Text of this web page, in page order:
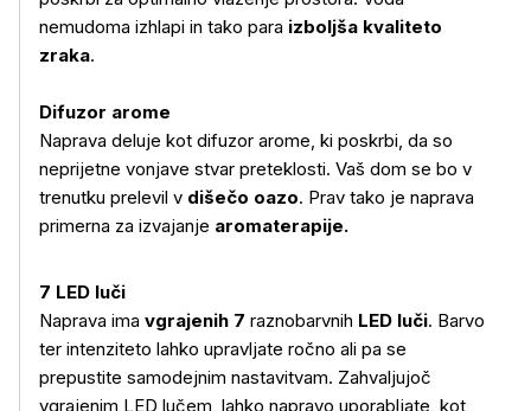
nemudoma izhlapi in tako para izboljša kvaliteto
zraka.
Difuzor arome
Naprava deluje kot difuzor arome, ki poskrbi, da so
neprijetne vonjave stvar preteklosti. Vaš dom se bo v
trenutku prelevil v dišečo oazo. Prav tako je naprava
primerna za izvajanje aromaterapije.
7 LED luči
Naprava ima vgrajenih 7 raznobarvnih LED luči. Barvo
ter intenziteto lahko upravljate ročno ali pa se
prepustite samodejnim nastavitvam. Zahvaljujoč
vgrajenim LED lučem, lahko napravo uporabljate, kot